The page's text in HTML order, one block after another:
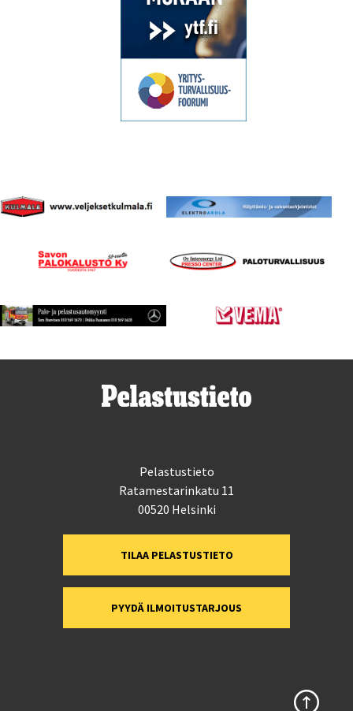
Pelastustieto
Ratamestarinkatu 11
00520 Helsinki
TILAA PELASTUSTIETO
PYYDÄ ILMOITUSTARJOUS